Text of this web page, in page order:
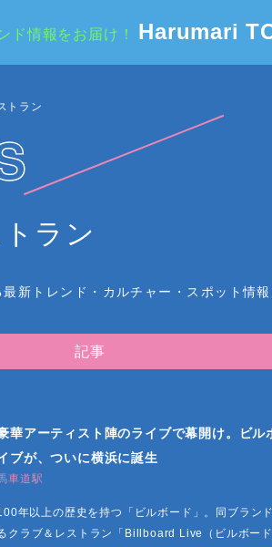
ド情報をお届け！ Harumari
トラン
ラン
新トレンド・カルチャー・スポット情報
記事
華アーティスト陣のライブで幕開け。ビル
ブが、ついに横浜に誕生
車道駅
年以上の歴史を持つ「ビルボード」。同ブラン
クラブ＆レストラン「Billboard Live（ビルボー